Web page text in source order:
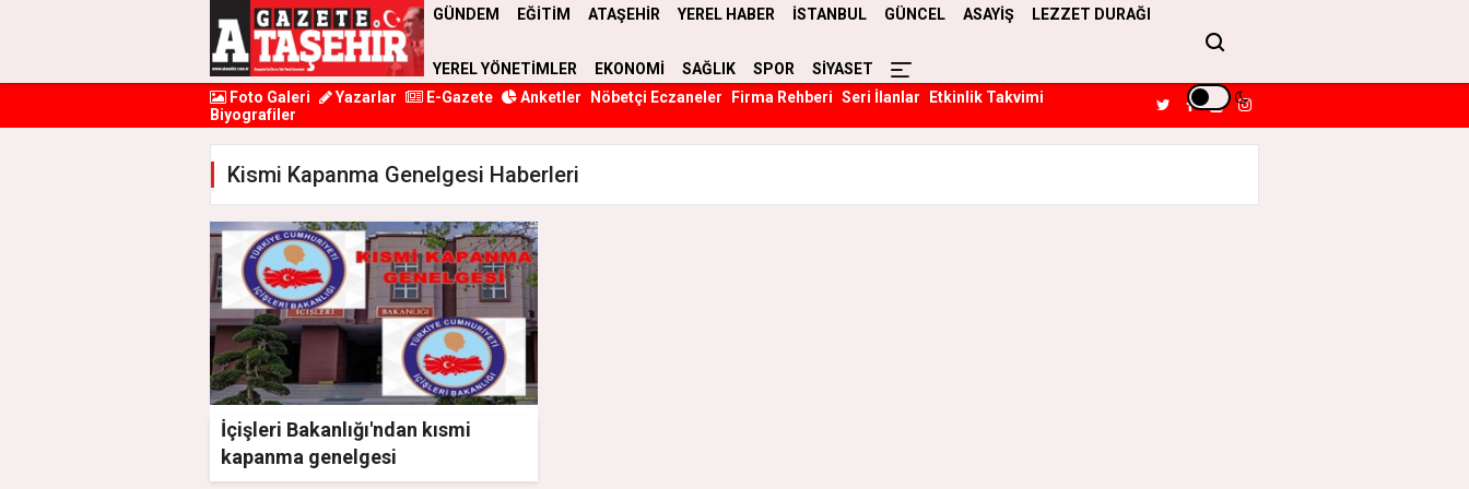
GÜNDEM EĞİTİM ATAŞEHİR YEREL HABER İSTANBUL GÜNCEL ASAYİŞ LEZZET DURAĞI
YEREL YÖNETİMLER EKONOMİ SAĞLIK SPOR
SİYASET
Foto Galeri
Yazarlar E-Gazete Anketler Nöbetçi Eczaneler Firma Rehberi Seri İlanlar
Etkinlik Takvimi
Biyografiler
Kismi Kapanma Genelgesi Haberleri
İçişleri Bakanlığı'ndan kısmi
kapanma genelgesi